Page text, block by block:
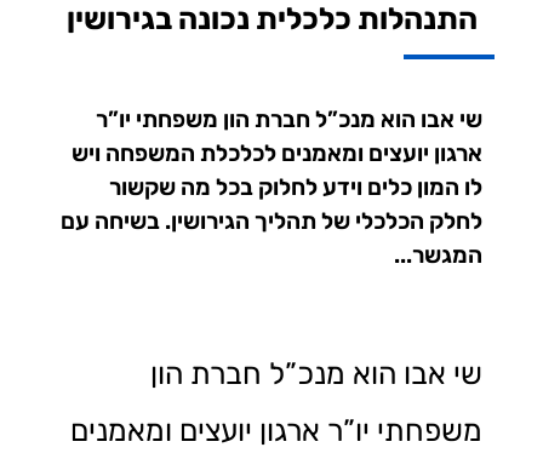
התנהלות כלכלית נכונה בגירושין
שי אבו הוא מנכ”ל חברת הון משפחתי יו”ר
ארגון יועצים ומאמנים לכלכלת המשפחה ויש
לו המון כלים וידע לחלוק בכל מה שקשור
לחלק הכלכלי של תהליך הגירושין. בשיחה עם
המגשר...
שי אבו הוא מנכ”ל חברת הון
משפחתי יו”ר ארגון יועצים ומאמנים